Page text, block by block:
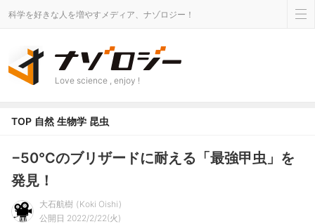
科学を好きな人を増やすメディア、ナゾロジー！
Love science , enjoy !
TOP 自然 生物学 昆虫
−50℃のブリザードに耐える「最強甲虫」を
発見！
大石航樹
Koki Oishi
公開日 2022/2/22(火)